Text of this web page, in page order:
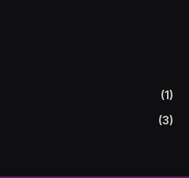
(1)
(3)